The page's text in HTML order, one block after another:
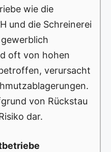
wie die
und die Schreinerei
oft von hohen
verursacht
von Rückstau
dar.